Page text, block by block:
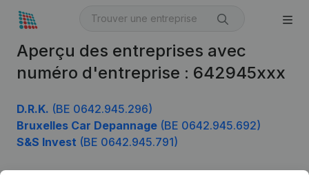
Aperçu des entreprises avec
numéro d'entreprise : 642945xxx
D.R.K. (BE 0642.945.296)
Bruxelles Car Depannage (BE 0642.945.692)
S&S Invest (BE 0642.945.791)